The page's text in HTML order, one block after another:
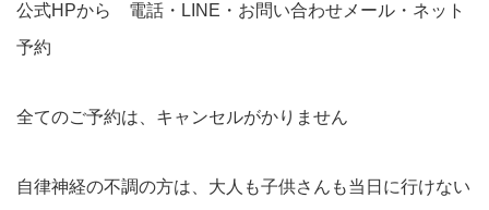
公式HPから 電話・LINE・お問い合わせメール・ネット
予約
全てのご予約は、キャンセルがかりません
自律神経の不調の方は、大人も子供さんも当日に行けない